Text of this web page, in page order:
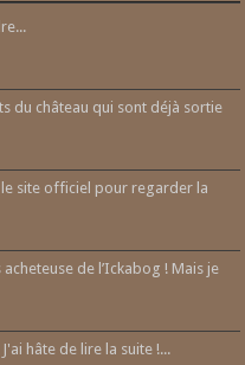
du château qui sont déjà sortie
le site officiel pour regarder la
de l’Ickabog ! Mais je
hâte de lire la suite !...